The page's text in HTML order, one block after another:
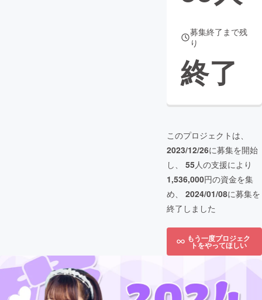
募集終了まで残
り
終了
このプロジェクトは、
2023/12/26に募集を開始
し、 55人の支援により
1,536,000円の資金を集
め、 2024/01/08に募集を
終了しました
もう一度プロジェク
トをやってほしい